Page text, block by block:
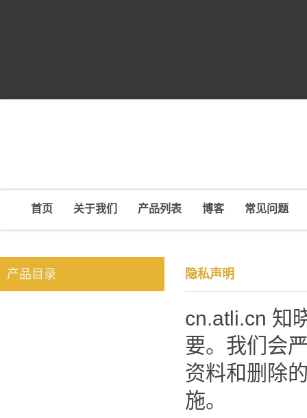
首页 关于我们 产品列表 博客 常见问题
产品目录 隐私声明
cn.atli.cn 知
要。我们会
资料和删除
施。